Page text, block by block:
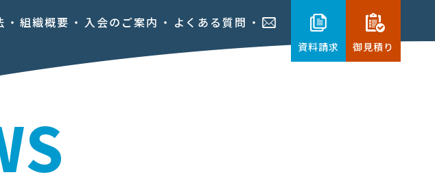
組織概要 入会のご案内 よくある質問
資料請求 御見積り